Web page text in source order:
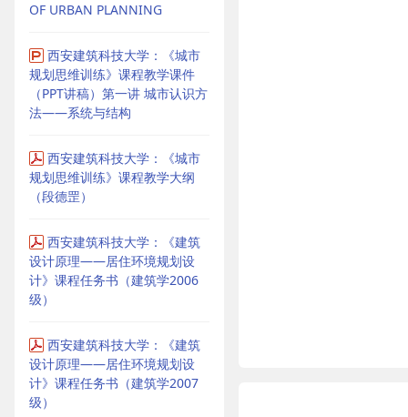
OF URBAN PLANNING
西安建筑科技大学：《城市
规划思维训练》课程教学课件
（PPT讲稿）第一讲 城市认识方
法——系统与结构
西安建筑科技大学：《城市
规划思维训练》课程教学大纲
（段德罡）
西安建筑科技大学：《建筑
设计原理——居住环境规划设
计》课程任务书（建筑学2006
级）
西安建筑科技大学：《建筑
设计原理——居住环境规划设
计》课程任务书（建筑学2007
级）